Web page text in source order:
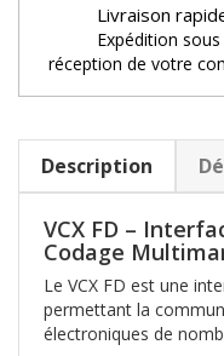
Livraison
Expédition
réception de votre
Description
VCX FD –
Codage
Le VCX FD est une
permettant la
électroniques de